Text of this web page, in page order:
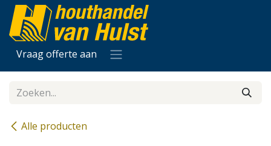
Overslaan naar inhoud
Vraag offerte aan
Alle producten